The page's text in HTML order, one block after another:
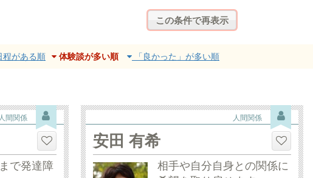
程がある順 体験談が多い順 「良かった」が多い順
人間関係
で発達障
人間関係
安田 有希
相手や自分自身との関係に